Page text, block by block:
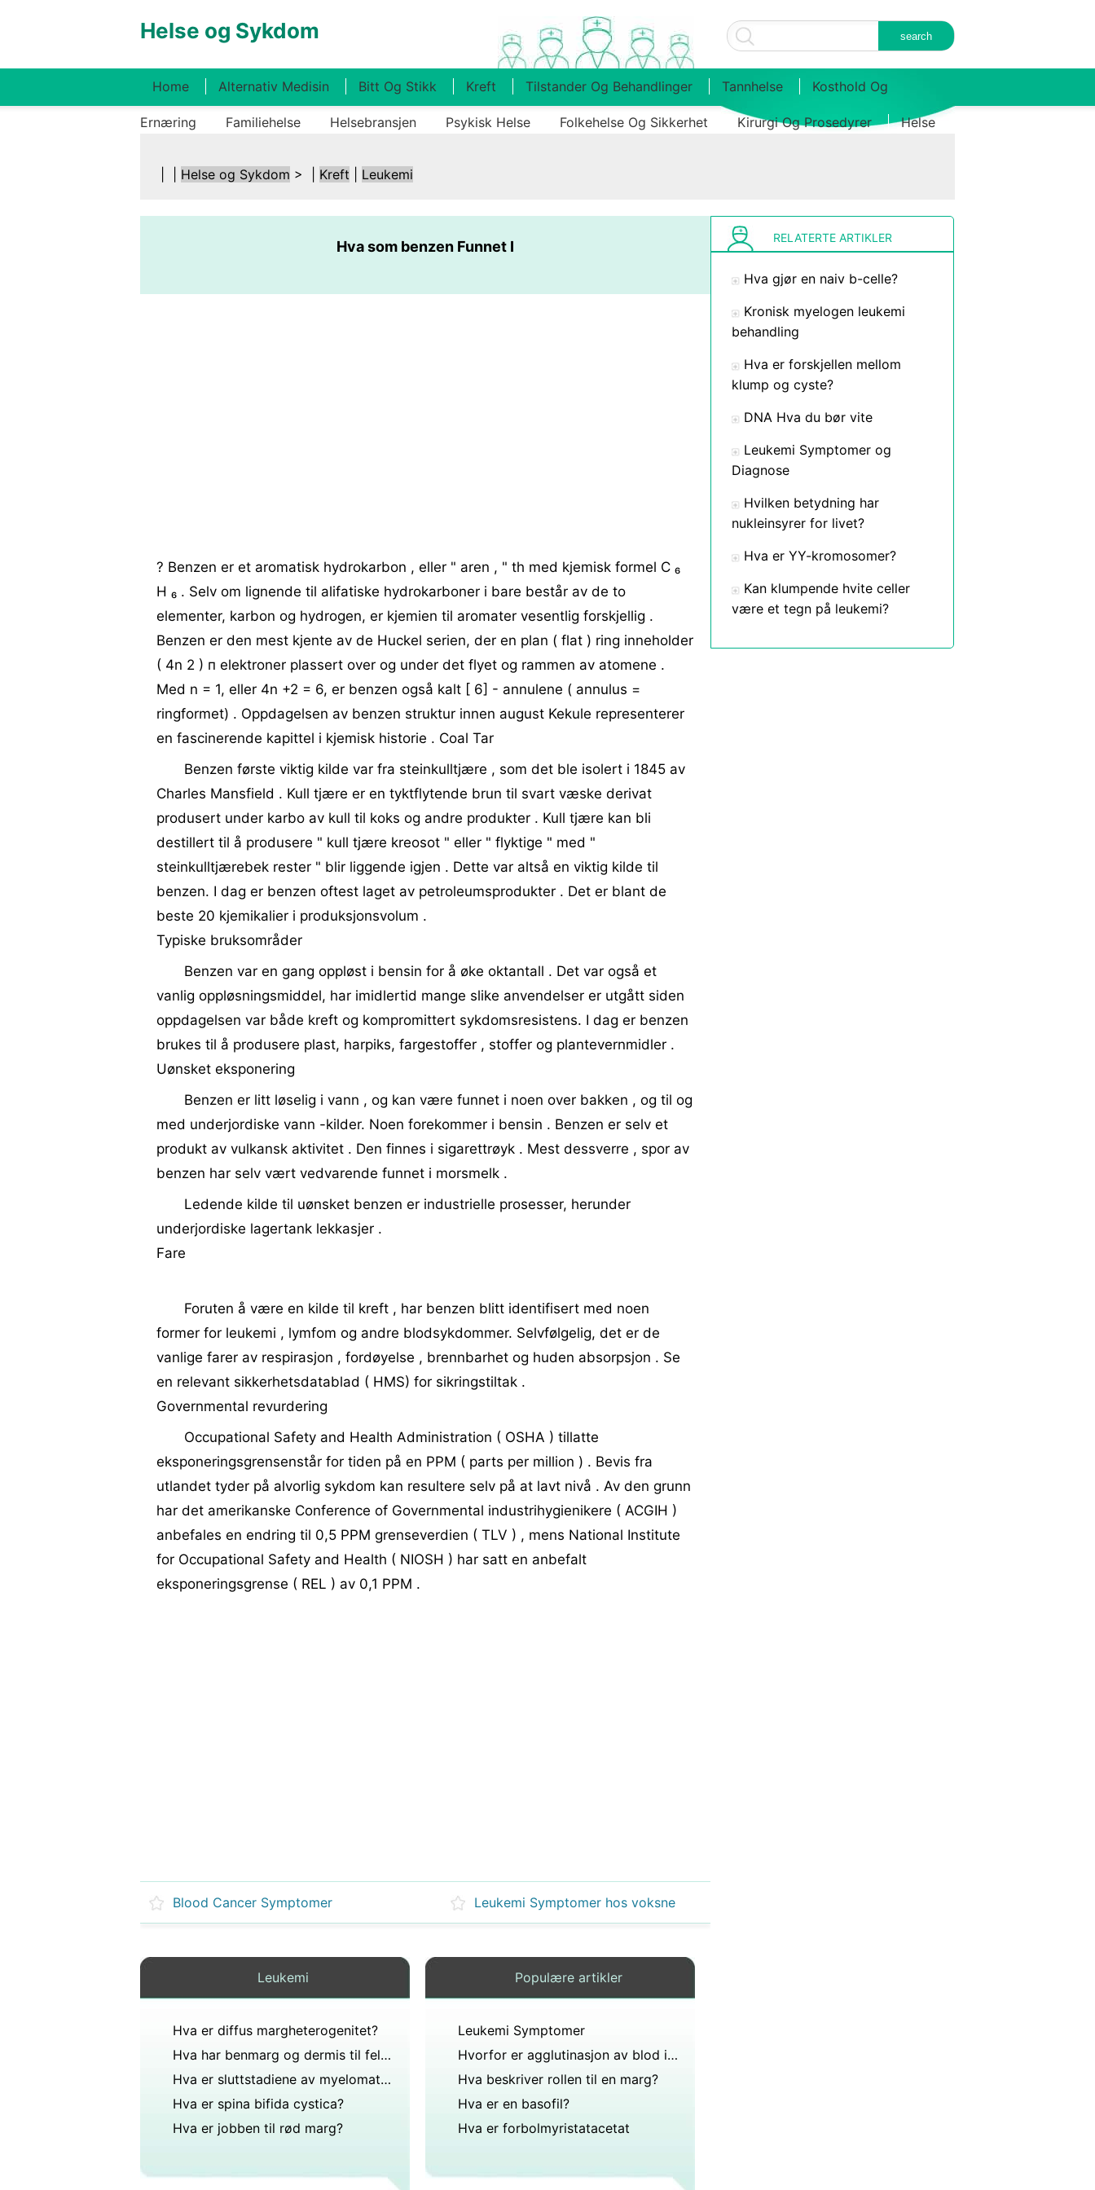
Helse og Sykdom
Home Alternativ Medisin Bitt Og Stikk Kreft Tilstander Og Behandlinger Tannhelse Kosthold Og
Ernæring Familiehelse Helsebransjen Psykisk Helse Folkehelse Og Sikkerhet Kirurgi Og Prosedyrer Helse
Helse og Sykdom > | Kreft Leukemi
Hva som benzen Funnet I
? Benzen er et aromatisk hydrokarbon , eller " aren , " th med kjemisk formel C ₆
H ₆ . Selv om lignende til alifatiske hydrokarboner i bare består av de to
elementer, karbon og hydrogen, er kjemien til aromater vesentlig forskjellig .
Benzen er den mest kjente av de Huckel serien, der en plan ( flat ) ring inneholder
( 4n 2 ) п elektroner plassert over og under det flyet og rammen av atomene .
Med n = 1, eller 4n +2 = 6, er benzen også kalt [ 6] - annulene ( annulus =
ringformet) . Oppdagelsen av benzen struktur innen august Kekule representerer
en fascinerende kapittel i kjemisk historie . Coal Tar
Benzen første viktig kilde var fra steinkulltjære , som det ble isolert i 1845 av
Charles Mansfield . Kull tjære er en tyktflytende brun til svart væske derivat
produsert under karbo av kull til koks og andre produkter . Kull tjære kan bli
destillert til å produsere " kull tjære kreosot " eller " flyktige " med "
steinkulltjærebek rester " blir liggende igjen . Dette var altså en viktig kilde til
benzen. I dag er benzen oftest laget av petroleumsprodukter . Det er blant de
beste 20 kjemikalier i produksjonsvolum .
Typiske bruksområder
Benzen var en gang oppløst i bensin for å øke oktantall . Det var også et
vanlig oppløsningsmiddel, har imidlertid mange slike anvendelser er utgått siden
oppdagelsen var både kreft og kompromittert sykdomsresistens. I dag er benzen
brukes til å produsere plast, harpiks, fargestoffer , stoffer og plantevernmidler .
Uønsket eksponering
Benzen er litt løselig i vann , og kan være funnet i noen over bakken , og til og
med underjordiske vann -kilder. Noen forekommer i bensin . Benzen er selv et
produkt av vulkansk aktivitet . Den finnes i sigarettrøyk . Mest dessverre , spor av
benzen har selv vært vedvarende funnet i morsmelk .
Ledende kilde til uønsket benzen er industrielle prosesser, herunder
underjordiske lagertank lekkasjer .
Fare
Foruten å være en kilde til kreft , har benzen blitt identifisert med noen
former for leukemi , lymfom og andre blodsykdommer. Selvfølgelig, det er de
vanlige farer av respirasjon , fordøyelse , brennbarhet og huden absorpsjon . Se
en relevant sikkerhetsdatablad ( HMS) for sikringstiltak .
Governmental revurdering
Occupational Safety and Health Administration ( OSHA ) tillatte
eksponeringsgrensenstår for tiden på en PPM ( parts per million ) . Bevis fra
utlandet tyder på alvorlig sykdom kan resultere selv på at lavt nivå . Av den grunn
har det amerikanske Conference of Governmental industrihygienikere ( ACGIH )
anbefales en endring til 0,5 PPM grenseverdien ( TLV ) , mens National Institute
for Occupational Safety and Health ( NIOSH ) har satt en anbefalt
eksponeringsgrense ( REL ) av 0,1 PPM .
Blood Cancer Symptomer Leukemi Symptomer hos voksne
Leukemi
Hva er diffus margheterogenitet?
Hva har benmarg og dermis til felles?
Hva er sluttstadiene av myelomatose?
Hva er spina bifida cystica?
Hva er jobben til rød marg?
Populære artikler
Leukemi Symptomer
Hvorfor er agglutinasjon av blod in vivo en trussel mot livet?
Hva beskriver rollen til en marg?
Hva er en basofil?
Hva er forbolmyristatacetat
RELATERTE ARTIKLER
Hva gjør en naiv b-celle?
Kronisk myelogen leukemi
behandling
Hva er forskjellen mellom
klump og cyste?
DNA Hva du bør vite
Leukemi Symptomer og
Diagnose
Hvilken betydning har
nukleinsyrer for livet?
Hva er YY-kromosomer?
Kan klumpende hvite celler
være et tegn på leukemi?